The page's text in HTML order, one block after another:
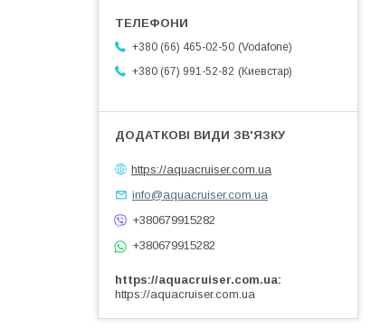
+380 (66) 465-02-50 Vodafone
+380 (67) 991-52-82
Киевстар
https://aquacruiser.com.ua
info@aquacruiser.com.ua
+380679915282
+380679915282
https://aquacruiser.com.ua
https://aquacruiser.com.ua